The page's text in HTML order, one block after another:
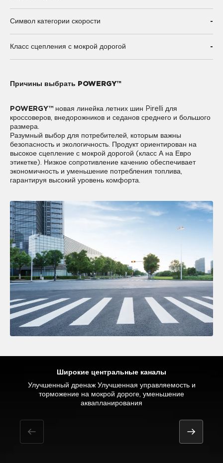
Символ категории скорости -
Класс сцепления с мокрой дорогой -
Причины выбрать POWERGY™
POWERGY™ новая линейка летних шин Pirelli для
кроссоверов, внедорожников и седанов среднего и большого
размера.
Разумный выбор для потребителей, которым важны
безопасность и экологичность. Продукт ориентирован на
высокое сцепление с мокрой дорогой (класс А на Евро
этикетке). Низкое сопротивление качению обеспечивает
экономичность и уменьшение потребления топлива,
гарантируя высокий уровень комфорта.
Широкие центральные каналы
Улучшенный дренаж Улучшенная управляемость и
торможение на мокрой дороге, уменьшение
аквапланирования
Уменьшение риска аквапланирования
Определенный градус вхождения ламелей в контакт с
дорожным полотном Низкий уровень шума и высокий
комфорт
Уменьшение сопротивления качению благодаря новейшим
материалам и оптимизированному рисунку протектора